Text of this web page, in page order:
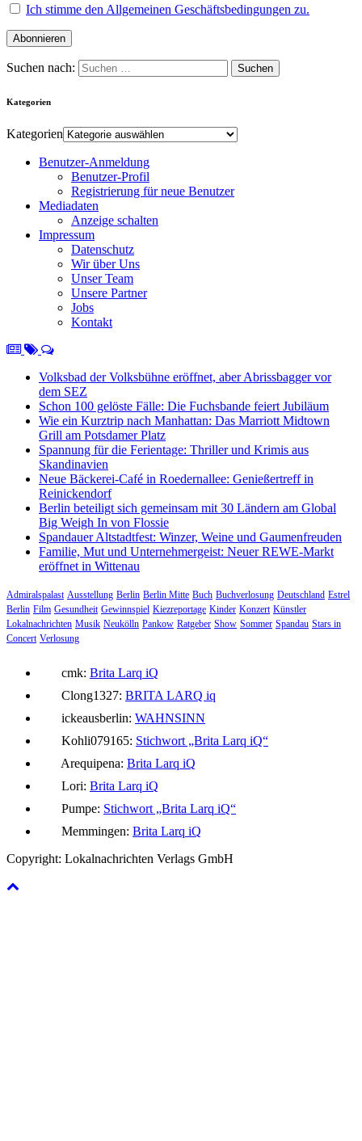
Ich stimme den Allgemeinen Geschäftsbedingungen zu.
Suchen nach:
Kategorien
Kategorien
Benutzer-Anmeldung
Benutzer-Profil
Registrierung für neue Benutzer
Mediadaten
Anzeige schalten
Impressum
Datenschutz
Wir über Uns
Unser Team
Unsere Partner
Jobs
Kontakt
Volksbad der Volksbühne eröffnet, aber Abrissbagger vor
dem SEZ
Schon 100 gelöste Fälle: Die Fuchsbande feiert Jubiläum
Wie ein Kurztrip nach Manhattan: Das Marriott Midtown
Grill am Potsdamer Platz
Spannung für die Ferientage: Thriller und Krimis aus
Skandinavien
Neue Bäckerei-Café in Roedernallee: Genießertreff in
Reinickendorf
Berlin beteiligt sich gemeinsam mit 30 Ländern am Global
Big Weigh In von Flossie
Spandauer Altstadtfest: Winzer, Weine und Gaumenfreuden
Familie, Mut und Unternehmergeist: Neuer REWE-Markt
eröffnet in Wittenau
Admiralspalast Ausstellung Berlin Berlin Mitte Buch Buchverlosung Deutschland Estrel
Berlin Film Gesundheit Gewinnspiel Kiezreportage Kinder Konzert Künstler
Lokalnachrichten Musik Neukölln Pankow Ratgeber Show Sommer Spandau Stars in
Concert Verlosung
cmk: Brita Larq iQ
Clong1327: BRITA LARQ iq
ickeausberlin: WAHNSINN
Kohli079165: Stichwort „Brita Larq iQ“
Arequipena: Brita Larq iQ
Lori: Brita Larq iQ
Pumpe: Stichwort „Brita Larq iQ“
Memmingen: Brita Larq iQ
Copyright: Lokalnachrichten Verlags GmbH